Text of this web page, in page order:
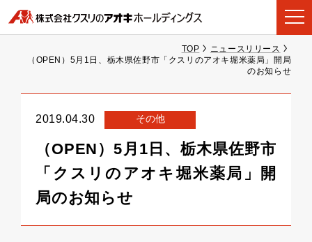
TOP
ニュースリリース
（OPEN）5月1日、栃木県佐野市「クスリのアオキ堀米薬局」開局
のお知らせ
2019.04.30 その他
（OPEN）5月1日、栃木県佐野市
「クスリのアオキ堀米薬局」開
局のお知らせ